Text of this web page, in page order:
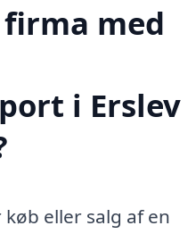
med
i Erslev
eller salg af en